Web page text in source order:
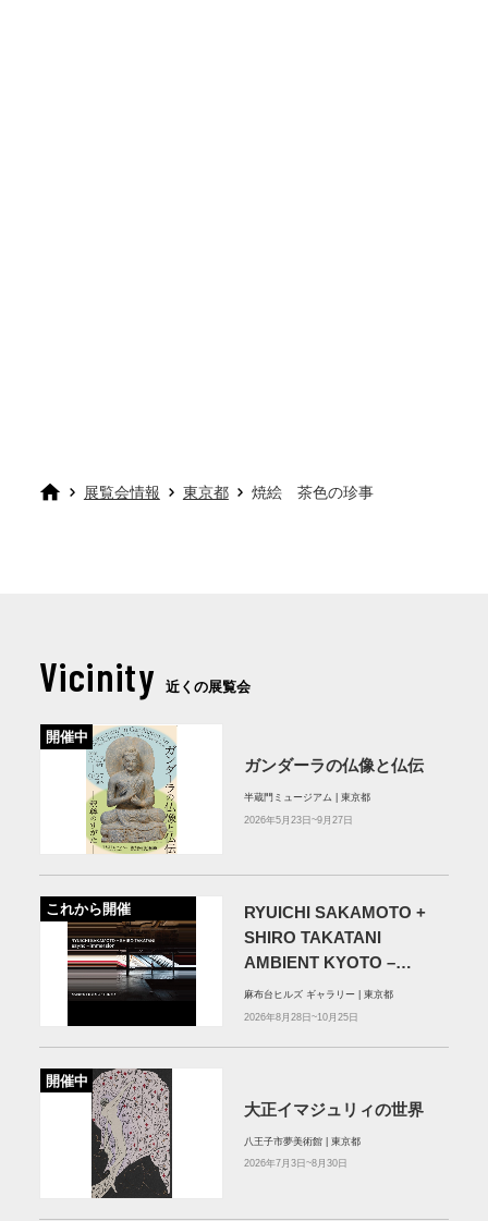
展覧会情報 東京都 焼絵 茶色の珍事
Vicinity 近くの展覧会
開催中
ガンダーラの仏像と仏伝
半蔵門ミュージアム | 東京都
2026年5月23日~9月27日
これから開催
RYUICHI SAKAMOTO +
SHIRO TAKATANI
AMBIENT KYOTO –
TOKYO
麻布台ヒルズ ギャラリー | 東京都
2026年8月28日~10月25日
開催中
大正イマジュリィの世界
八王子市夢美術館 | 東京都
2026年7月3日~8月30日